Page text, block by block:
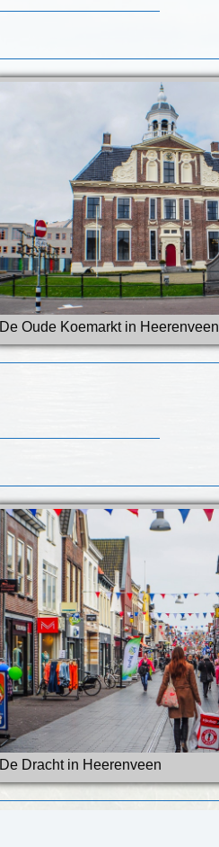
De Oude Koemarkt in Heerenveen
De Dracht in Heerenveen